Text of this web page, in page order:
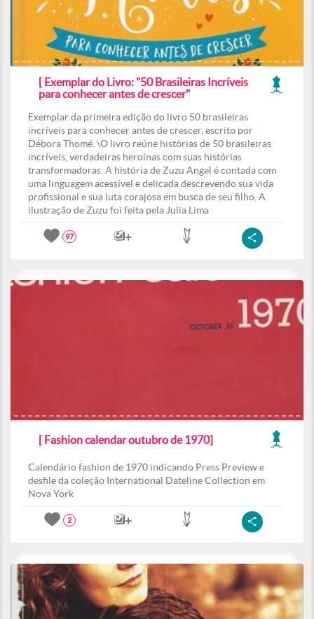
[ Exemplar do Livro: "50 Brasileiras Incríveis
para conhecer antes de crescer"
Exemplar da primeira edição do livro 50 brasileiras
incríveis para conhecer antes de crescer, escrito por
Débora Thomé. \O livro reúne histórias de 50 brasileiras
incríveis, verdadeiras heroínas com suas histórias
transformadoras. A história de Zuzu Angel é contada com
uma linguagem acessível e delicada descrevendo sua vida
profissional e sua luta corajosa em busca de seu filho. A
ilustração de Zuzu foi feita pela Julia Lima
97
[ Fashion calendar outubro de 1970]
Calendário fashion de 1970 indicando Press Preview e
desfile da coleção International Dateline Collection em
Nova York
2